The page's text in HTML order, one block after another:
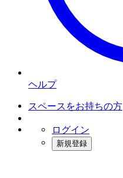
ヘルプ
スペースをお持ちの方
ログイン
新規登録